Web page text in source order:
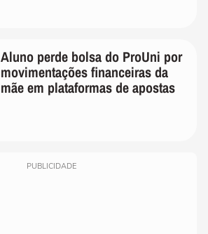
Aluno perde bolsa do ProUni por
movimentações financeiras da
mãe em plataformas de apostas
PUBLICIDADE